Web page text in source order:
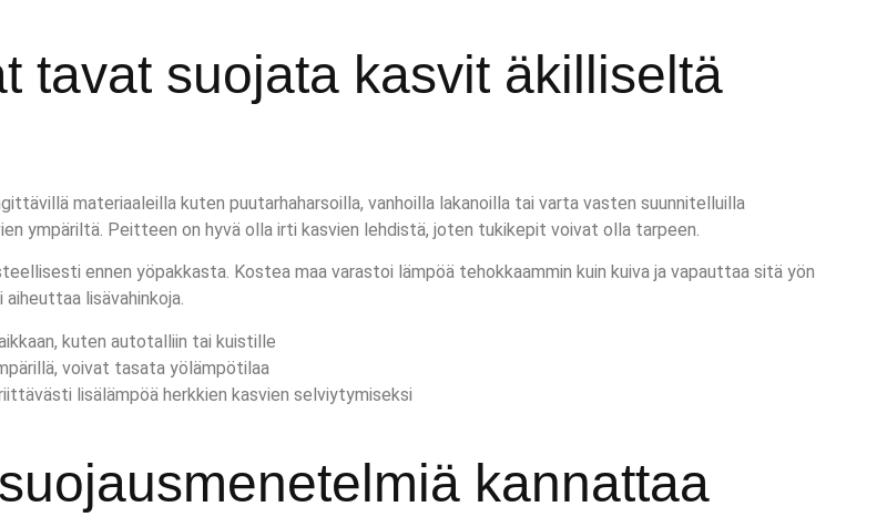
tavat suojata kasvit äkilliseltä
materiaaleilla kuten puutarhaharsoilla, vanhoilla lakanoilla tai varta vasten suunnitelluilla
ympäriltä. Peitteen on hyvä olla irti kasvien lehdistä, joten tukikepit voivat olla tarpeen.
ennen yöpakkasta. Kostea maa varastoi lämpöä tehokkaammin kuin kuiva ja vapauttaa sitä yön
lisävahinkoja.
kuten autotalliin tai kuistille
voivat tasata yölämpötilaa
lisälämpöä herkkien kasvien selviytymiseksi
kannattaa